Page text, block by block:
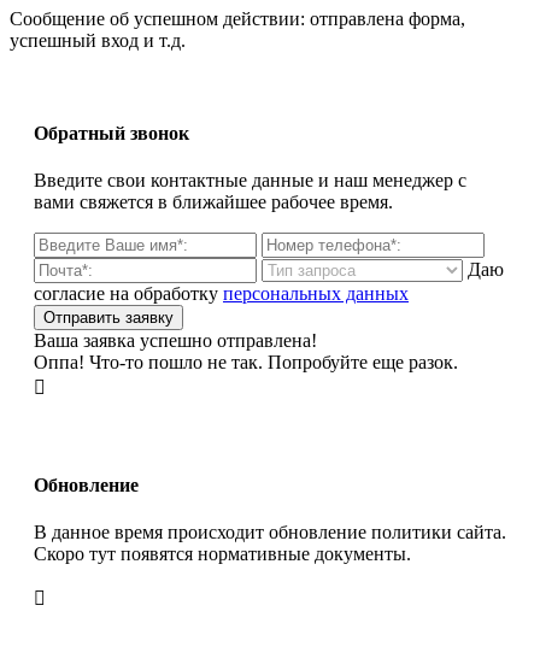
Сообщение об успешном действии: отправлена форма,
успешный вход и т.д.
Обратный звонок
Введите свои контактные данные и наш менеджер с
вами свяжется в ближайшее рабочее время.
Даю
согласие на обработку персональных данных
Ваша заявка успешно отправлена!
Оппа! Что-то пошло не так. Попробуйте еще разок.

Обновление
В данное время происходит обновление политики сайта.
Скоро тут появятся нормативные документы.
